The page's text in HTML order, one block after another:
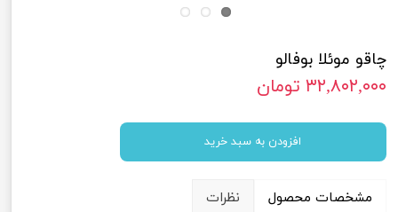
چاقو موئلا بوفالو
۳۲,۸۰۲,۰۰۰ تومان
افزودن به سبد خرید
مشخصات محصول نظرات